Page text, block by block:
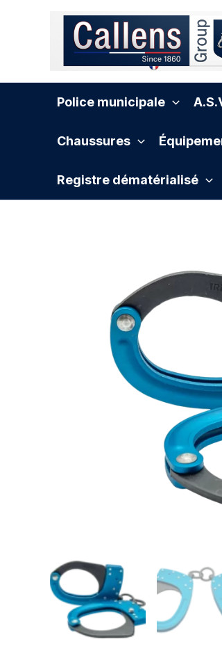
Police municipale
Chaussures
Registre dématérialisé